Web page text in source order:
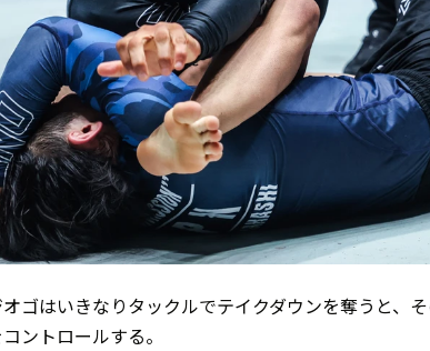
ゴはいきなりタックルでテイクダウンを奪うと、
ントロールする。